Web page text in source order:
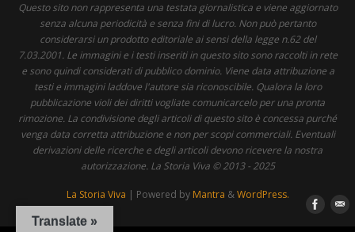
Questo sito non rappresenta una testata giornalistica e viene aggiornato
senza alcuna periodicità e senza fini di lucro. Non può pertanto
considerarsi un prodotto editoriale ai sensi della legge n.62 del
7.03.2001. Le immagini e i testi inseriti in questo sito sono raccolti in rete
e sono quindi considerati di pubblico dominio. Viene data attribuzione a
testi e immagini laddove l'autore sia riconoscibile. Qualora la loro
pubblicazione violi dei diritti vogliate comunicarcelo per una pronta
rimozione. La condivisione degli articoli di questo sito è concessa purché
venga data corretta attribuzione e non per scopi commerciali. Eventuali
derivazioni delle ricerche e degli articoli devono ricevere la nostra
autorizzazione. La Storia Viva © 2013 - 2025
La Storia Viva | Powered by Mantra &WordPress.
Translate »